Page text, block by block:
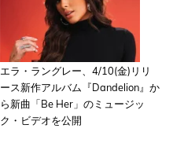
エラ・ラングレー、4/10(金)リリ
ース新作アルバム『Dandelion』か
ら新曲「Be Her」のミュージッ
ク・ビデオを公開